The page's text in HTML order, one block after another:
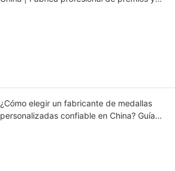
¿Cómo elegir un fabricante de medallas
personalizadas confiable en China? Guía